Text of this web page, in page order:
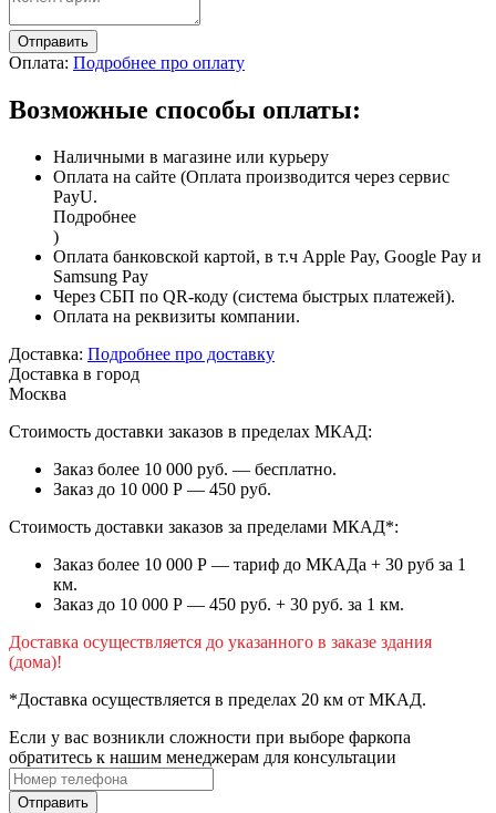
Отправить
Оплата: Подробнее про оплату
Возможные способы оплаты:
Наличными в магазине или курьеру
Оплата на сайте (Оплата производится через сервис
PayU.
Подробнее
)
Оплата банковской картой, в т.ч Apple Pay, Google Pay и
Samsung Pay
Через СБП по QR-коду (система быстрых платежей).
Оплата на реквизиты компании.
Доставка: Подробнее про доставку
Доставка в город
Москва
Стоимость доставки заказов в пределах МКАД:
Заказ более 10 000 руб. — бесплатно.
Заказ до 10 000 Р — 450 руб.
Стоимость доставки заказов за пределами МКАД*:
Заказ более 10 000 Р — тариф до МКАДа + 30 руб за 1
км.
Заказ до 10 000 Р — 450 руб. + 30 руб. за 1 км.
Доставка осуществляется до указанного в заказе здания
(дома)!
*Доставка осуществляется в пределах 20 км от МКАД.
Если у вас возникли сложности при выборе фаркопа
обратитесь к нашим менеджерам для консультации
Отправить